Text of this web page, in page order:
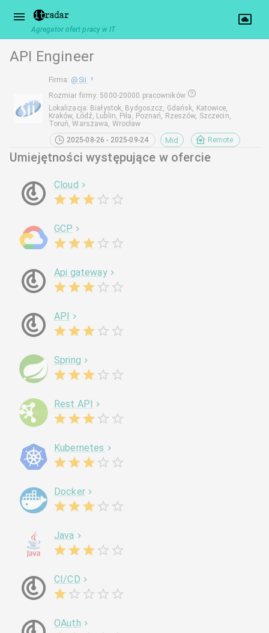
Agregator ofert pracy w IT
API Engineer
Firma: @ Sii
Rozmiar firmy: 5000-20000 pracowników
Lokalizacja: Białystok, Bydgoszcz, Gdańsk, Katowice,
Kraków, Łódź, Lublin, Piła, Poznań, Rzeszów, Szczecin,
Toruń, Warszawa, Wrocław
2025-08-26 - 2025-09-24
Mid Remote
Umiejętności występujące w ofercie
Cloud
GCP
Api gateway
API
Spring
Rest API
Kubernetes
Docker
Java
CI/CD
OAuth